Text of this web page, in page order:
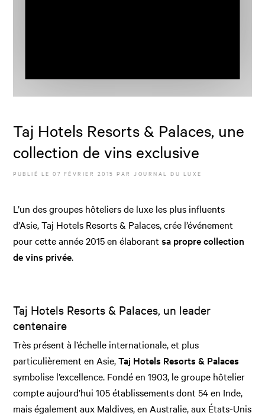
Taj Hotels Resorts & Palaces, une
collection de vins exclusive
PUBLIÉ LE07 FÉVRIER 2015 PAR JOURNAL DU LUXE
L’un des groupes hôteliers de luxe les plus influents
d’Asie, Taj Hotels Resorts & Palaces, crée l’événement
pour cette année 2015 en élaborantsa propre collection
de vins privée.
Taj Hotels Resorts & Palaces, un leader
centenaire
Très présent à l’échelle internationale, et plus
particulièrement en Asie,Taj Hotels Resorts & Palaces
symbolise l’excellence. Fondé en 1903, le groupe hôtelier
compte aujourd’hui 105 établissements dont 54 en Inde,
mais également aux Maldives, en Australie, aux États-Unis